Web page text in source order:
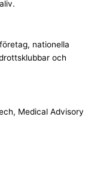
nationella
och
Medical Advisory